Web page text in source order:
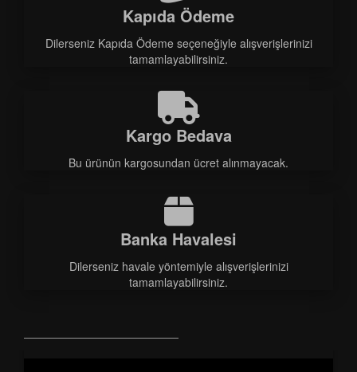
Kapıda Ödeme
Dilerseniz Kapıda Ödeme seçeneğiyle alışverişlerinizi
tamamlayabilirsiniz.
Kargo Bedava
Bu ürünün kargosundan ücret alınmayacak.
Banka Havalesi
Dilerseniz havale yöntemiyle alışverişlerinizi
tamamlayabilirsiniz.